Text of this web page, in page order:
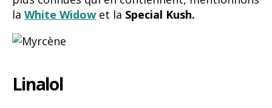
la White Widow et la Special Kush.
Linalol